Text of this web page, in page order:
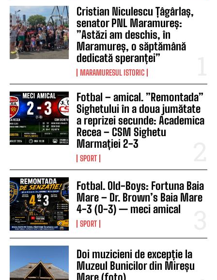
Cristian Niculescu Țâgârlaș,
senator PNL Maramureș:
”Astăzi am deschis, în
Maramureș, o săptămână
dedicată speranței”
MARAMURESUL ISTORIC
Fotbal – amical. ”Remontada”
Sighetului în a doua jumătate
a reprizei secunde: Academica
Recea – CSM Sighetu
Marmației 2-3
SPORT
Fotbal. Old-Boys: Fortuna Baia
Mare – Dr. Brown’s Baia Mare
4-3 (0-3) — meci amical
SPORT
Doi muzicieni de excepție la
Muzeul Bunicilor din Mireșu